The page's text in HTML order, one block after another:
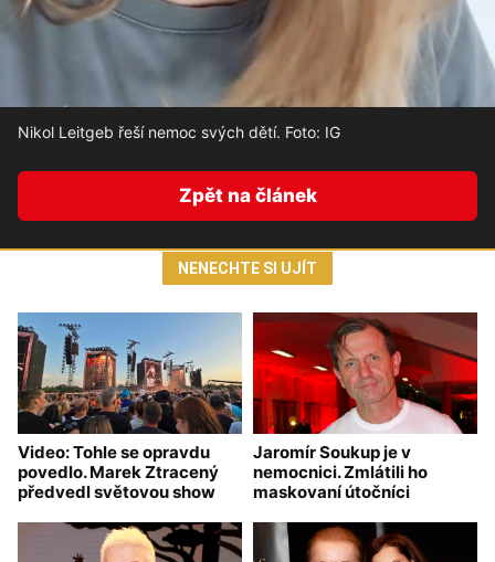
Nikol Leitgeb řeší nemoc svých dětí. Foto: IG
Zpět na článek
NENECHTE SI UJÍT
Video: Tohle se opravdu
povedlo. Marek Ztracený
předvedl světovou show
Jaromír Soukup je v
nemocnici. Zmlátili ho
maskovaní útočníci